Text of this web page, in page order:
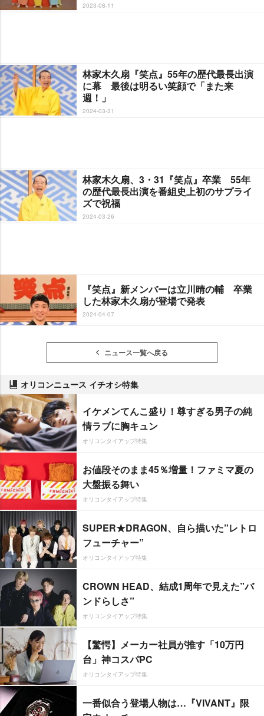
2023-08-11
林家木久扇『笑点』55年の歴代最長出演
に幕 最後は明るい笑顔で「また来
週！」
2024-03-31
林家木久扇、3・31『笑点』卒業 55年
の歴代最長出演を番組史上初のサプライ
ズで祝福
2024-03-26
『笑点』新メンバーは立川晴の輔 卒業
した林家木久扇が登場で発表
2024-04-07
ニュース一覧へ戻る
オリコンニュース イチオシ特集
イケメンてんこ盛り！尊すぎる男子の純
情ラブに胸キュン
オリコンタイアップ特集
お値段そのまま45％増量！ファミマ夏の
大盤振る舞い
オリコンタイアップ特集
SUPER★DRAGON、自ら描いた”レトロ
フューチャー”
オリコンタイアップ特集
CROWN HEAD、結成1周年で見えた”バ
ンドらしさ”
オリコンタイアップ特集
【驚愕】メーカー社員が推す「10万円
台」神コスパPC
オリコンタイアップ特集
一番似合う登場人物は…『VIVANT』限